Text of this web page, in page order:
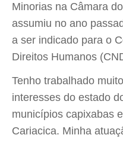
Minorias na Câmara
assumiu no ano
a ser indicado para o
Direitos Humanos
Tenho trabalhado
interesses do estado
municípios capixabas
Cariacica. Minha